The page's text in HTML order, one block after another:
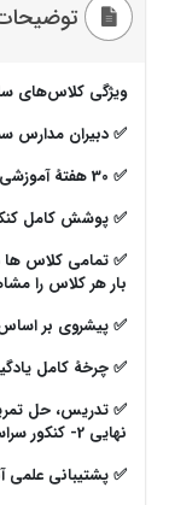
ویژگی کلاس‌های
✅ دبیران مدارس
✅ 30 هفتۀ آموزشی 3 ساعته
✅ پوشش کامل
✅ تمامی کلاس
بار هر کلاس را
✅ پیشروی بر
✅ چرخۀ کامل یادگیری: 1-
نهایی 2- کنکور سراسری
✅ پشتیبانی علمی